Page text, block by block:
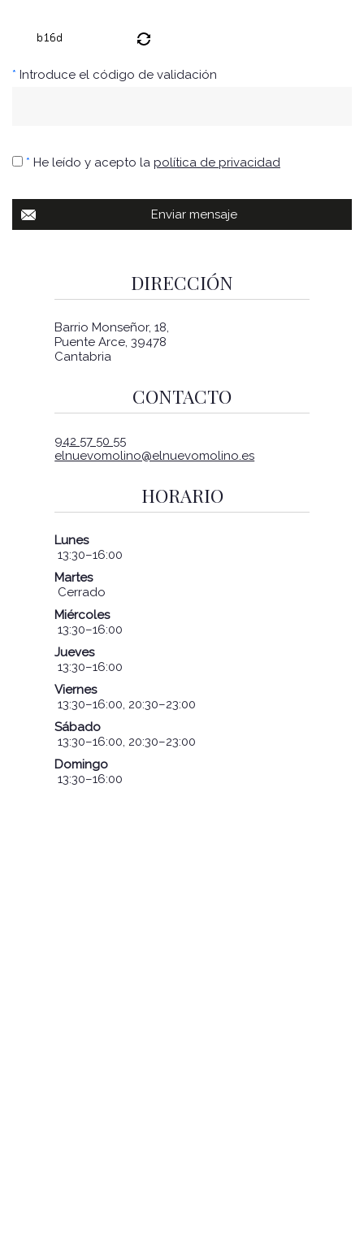
* Introduce el código de validación
* He leído y acepto la política de privacidad
DIRECCIÓN
Barrio Monseñor, 18,
Puente Arce, 39478
Cantabria
CONTACTO
942 57 50 55
elnuevomolino@elnuevomolino.es
HORARIO
Lunes
13:30–16:00
Martes
Cerrado
Miércoles
13:30–16:00
Jueves
13:30–16:00
Viernes
13:30–16:00, 20:30–23:00
Sábado
13:30–16:00, 20:30–23:00
Domingo
13:30–16:00